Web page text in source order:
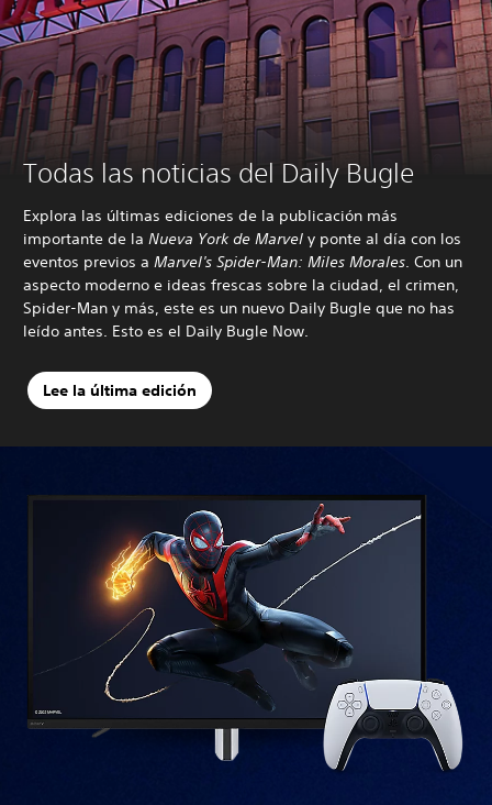
Todas las noticias del Daily Bugle
Explora las últimas ediciones de la publicación más
importante de la Nueva York de Marvel y ponte al día con los
eventos previos a Marvel's Spider-Man: Miles Morales. Con un
aspecto moderno e ideas frescas sobre la ciudad, el crimen,
Spider-Man y más, este es un nuevo Daily Bugle que no has
leído antes. Esto es el Daily Bugle Now.
Lee la última edición